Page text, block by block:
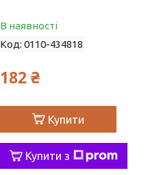
В наявності
Код: 0110-434818
182 ₴
Купити
Купити з